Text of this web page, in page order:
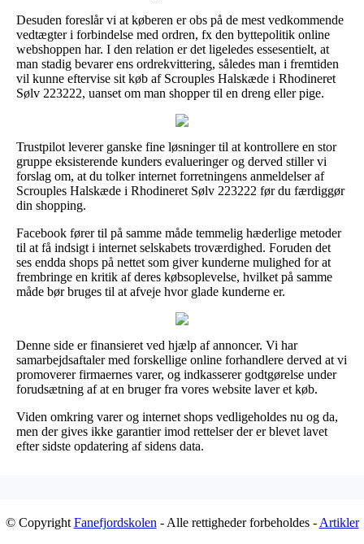
Desuden foreslår vi at køberen er obs på de mest vedkommende
vedtægter i forbindelse med ordren, fx den byttepolitik online
webshoppen har. I den relation er det ligeledes essesentielt, at
man stadig bevarer ens ordrekvittering, således man i fremtiden
vil kunne eftervise sit køb af Scrouples Halskæde i Rhodineret
Sølv 223222, uanset om man shopper til en dreng eller pige.
Trustpilot leverer ganske fine løsninger til at kontrollere en stor
gruppe eksisterende kunders evalueringer og derved stiller vi
forslag om, at du tolker internet forretningens anmeldelser af
Scrouples Halskæde i Rhodineret Sølv 223222 før du færdiggør
din shopping.
Facebook fører til på samme måde temmelig hæderlige metoder
til at få indsigt i internet selskabets troværdighed. Foruden det
ses endda shops på nettet som giver kunderne mulighed for at
frembringe en kritik af deres købsoplevelse, hvilket på samme
måde bør bruges til at afveje hvor glade kunderne er.
Denne side er finansieret ved hjælp af annoncer. Vi har
samarbejdsaftaler med forskellige online forhandlere derved at vi
promoverer firmaernes varer, og indkasserer godtgørelse under
forudsætning af at en bruger fra vores website laver et køb.
Viden omkring varer og internet shops vedligeholdes nu og da,
men der gives ikke garantier imod rettelser der er blevet lavet
efter sidste opdatering af sidens data.
© Copyright Fanefjordskolen - Alle rettigheder forbeholdes - Artikler